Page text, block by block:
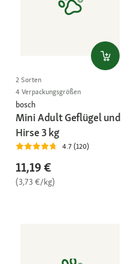
2 Sorten
4 Verpackungsgrößen
bosch
Mini Adult Geflügel und
Hirse 3 kg
4.7 (120)
11,19 €
(3,73 €/kg)